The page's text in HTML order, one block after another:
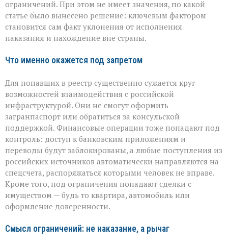
ограничений. При этом не имеет значения, по какой
статье было вынесено решение: ключевым фактором
становится сам факт уклонения от исполнения
наказания и нахождение вне страны.
Что именно окажется под запретом
Для попавших в реестр существенно сужается круг
возможностей взаимодействия с российской
инфраструктурой. Они не смогут оформить
загранпаспорт или обратиться за консульской
поддержкой. Финансовые операции тоже попадают под
контроль: доступ к банковским приложениям и
переводы будут заблокированы, а любые поступления из
российских источников автоматически направляются на
спецсчета, распоряжаться которыми человек не вправе.
Кроме того, под ограничения попадают сделки с
имуществом — будь то квартира, автомобиль или
оформление доверенности.
Смысл ограничений: не наказание, а рычаг